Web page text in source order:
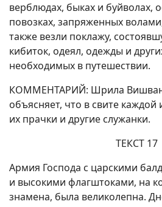
верблюдах, быках и буйволах,
повозках, запряженных
также везли поклажу,
кибиток, одеял, одежды и
необходимых в путешествии.
КОММЕНТАРИЙ: Шрила
объясняет, что в свите
их прачки и другие служанки.
ТЕКСТ 17
Армия Господа с царскими
и высокими флагштоками, на
знамена, была великолепна.